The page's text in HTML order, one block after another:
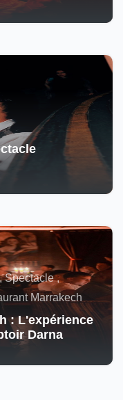
Spectacle ,
Marrakech
: L'expérience
Darna